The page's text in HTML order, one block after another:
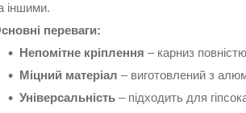
іншими.
переваги:
Непомітне кріплення – карниз
Міцний матеріал – виготовлений з
Універсальність – підходить для